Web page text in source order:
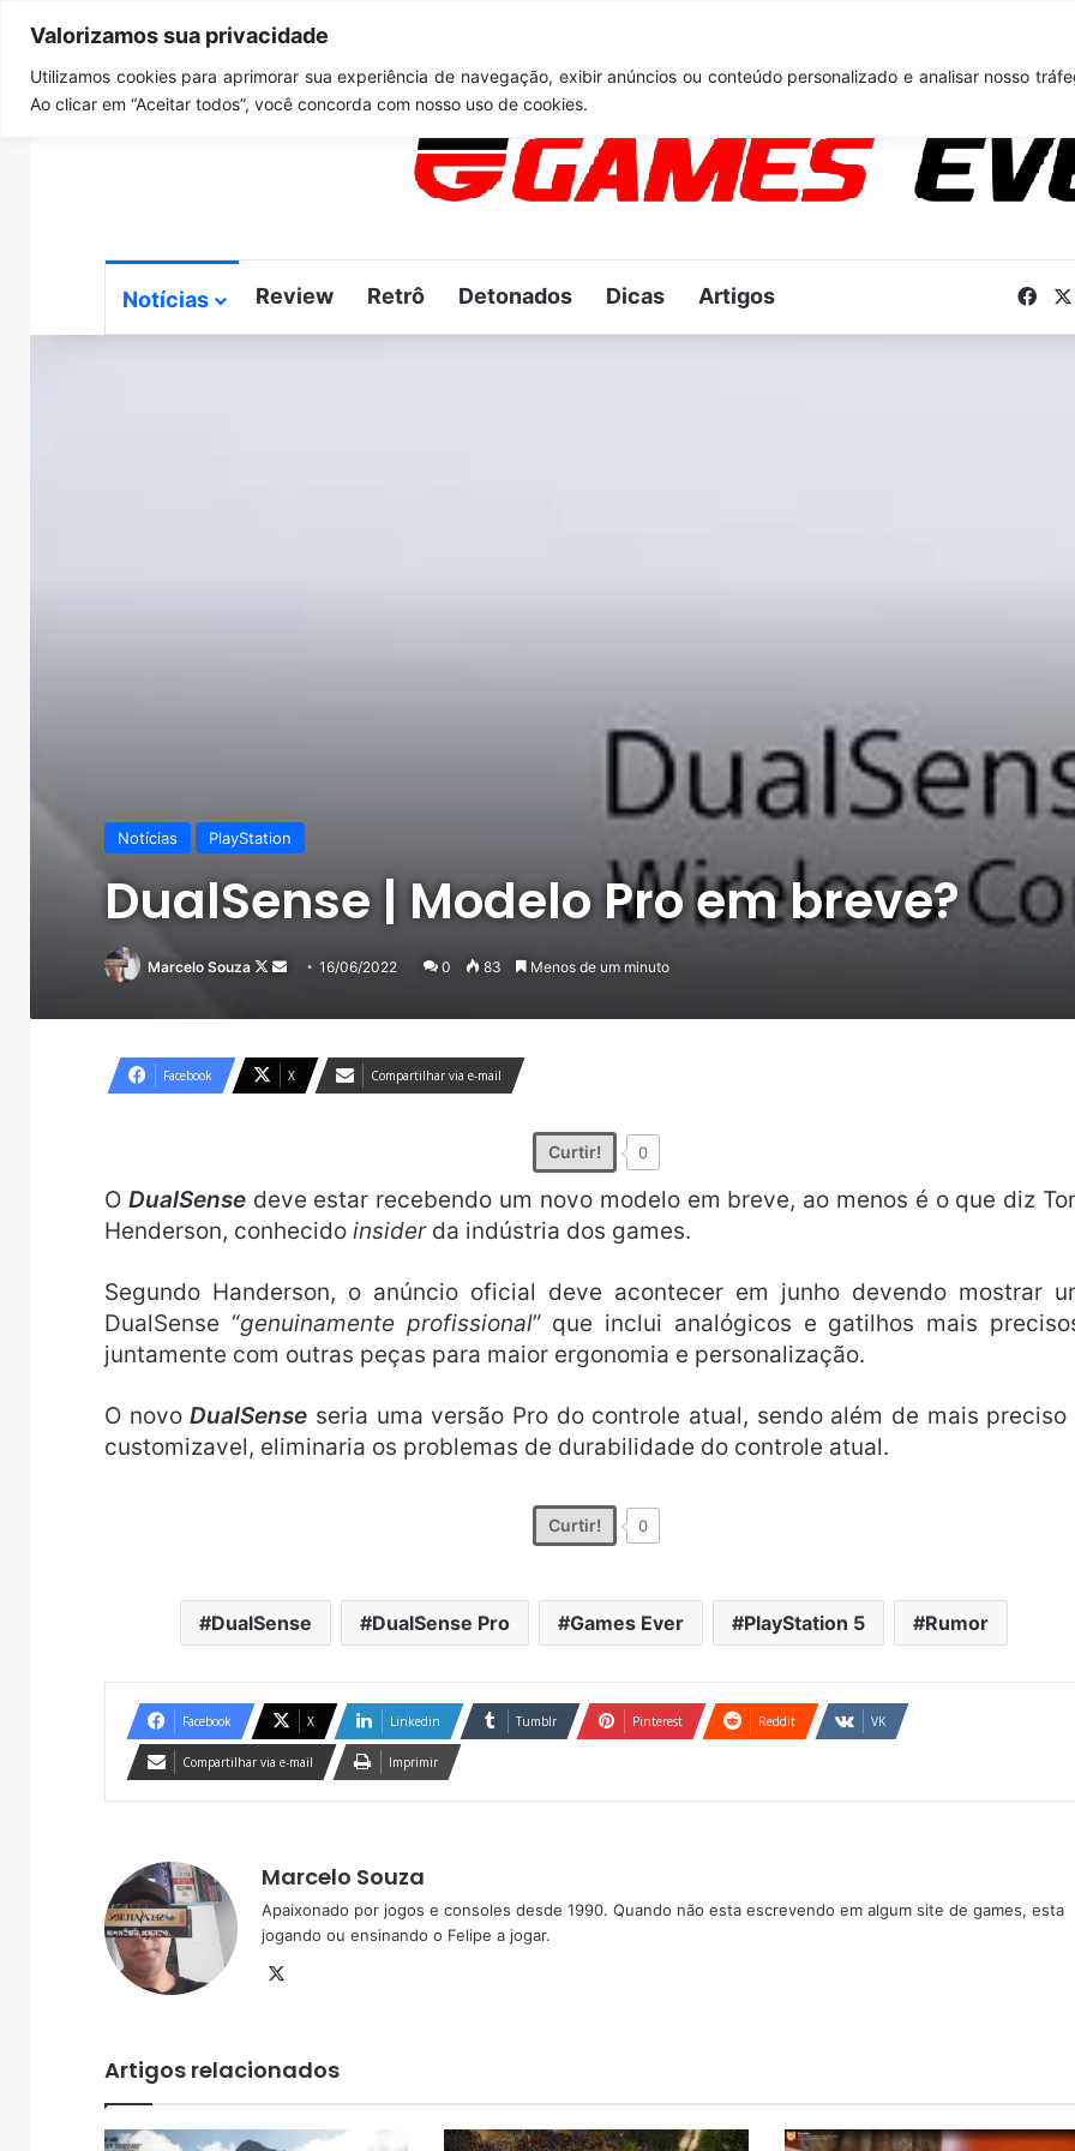
Valorizamos sua privacidade
Utilizamos cookies para aprimorar sua experiência de navegação, exibir anúncios ou conteúdo personalizado e analisar nosso
Ao clicar em “Aceitar todos”, você concorda com nosso uso de cookies.
quinta-feira, agosto 6 2026
Notícias Review Retrô Detonados Dicas Artigos
Notícias PlayStation
DualSense | Modelo Pro em breve?
Marcelo Souza
Follow
X
Mande
e-
16/06/2022 0 83 Menos de um minuto
Facebook X Compartilhar via e-mail
Curtir! 0
O DualSensedeve estar recebendo um novo modelo em breve, ao menos é o que diz
Henderson, conhecido insiderda indústria dos games.
Segundo Handerson, o anúncio oficial deve acontecer em junho devendo mostrar
DualSense “genuinamente profissional” que inclui analógicos e gatilhos mais
juntamente com outras peças para maior ergonomia e personalização.
O novoDualSense seria uma versão Pro do controle atual, sendo além de mais preciso
customizavel, eliminaria os problemas de durabilidade do controle atual.
Curtir! 0
DualSense DualSense Pro Games Ever PlayStation 5 Rumor
Facebook X Linkedin Tumblr Pinterest Reddit VK
Compartilhar via e-mail Imprimir
Marcelo Souza
Apaixonado por jogos e consoles desde 1990. Quando não esta escrevendo em algum site de games, esta
jogando ou ensinando o Felipe a jogar.
Artigos relacionados